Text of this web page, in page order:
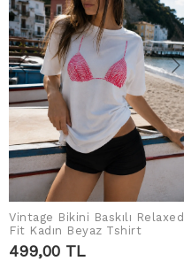
SEPETE EKLE
Vintage Bikini Baskılı Relaxed
Fit Kadın Beyaz Tshirt
499,00 TL